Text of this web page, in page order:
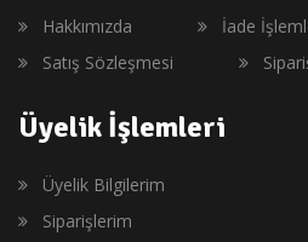
Hakkımızda
İade
Satış Sözleşmesi
Üyelik İşlemleri
Üyelik Bilgilerim
Siparişlerim